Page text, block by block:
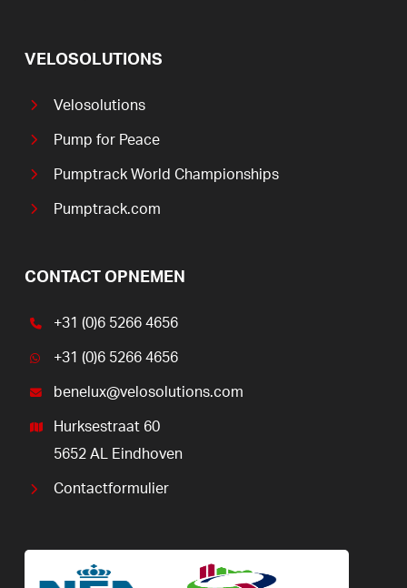
VELOSOLUTIONS
Velosolutions
Pump for Peace
Pumptrack World Championships
Pumptrack.com
CONTACT OPNEMEN
+31 (0)6 5266 4656
+31 (0)6 5266 4656
benelux@velosolutions.com
Hurksestraat 60
5652 AL Eindhoven
Contactformulier